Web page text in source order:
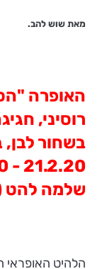
מאת שוש להב.
האופרה
רוסיני,
בשחור לבן,
שלמה להט
הלהיט האופראי